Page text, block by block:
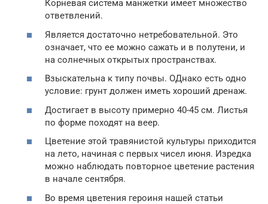
Корневая система манжетки имеет множество
ответвлений.
Является достаточно нетребовательной. Это
означает, что ее можно сажать и в полутени, и
на солнечных открытых пространствах.
Взыскательна к типу почвы. ОДнако есть одно
условие: грунт должен иметь хороший дренаж.
Достигает в высоту примерно 40-45 см. Листья
по форме походят на веер.
Цветение этой травянистой культуры приходится
на лето, начиная с первых чисел июня. Изредка
можно наблюдать повторное цветение растения
в начале сентября.
Во время цветения героиня нашей статьи